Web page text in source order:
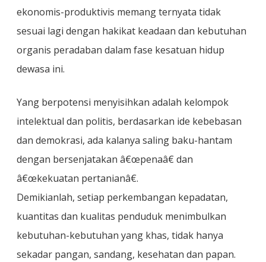
ekonomis-produktivis memang ternyata tidak
sesuai lagi dengan hakikat keadaan dan kebutuhan
organis peradaban dalam fase kesatuan hidup
dewasa ini.
Yang berpotensi menyisihkan adalah kelompok
intelektual dan politis, berdasarkan ide kebebasan
dan demokrasi, ada kalanya saling baku-hantam
dengan bersenjatakan â€œpenaâ€ dan
â€œkekuatan pertanianâ€.
Demikianlah, setiap perkembangan kepadatan,
kuantitas dan kualitas penduduk menimbulkan
kebutuhan-kebutuhan yang khas, tidak hanya
sekadar pangan, sandang, kesehatan dan papan.